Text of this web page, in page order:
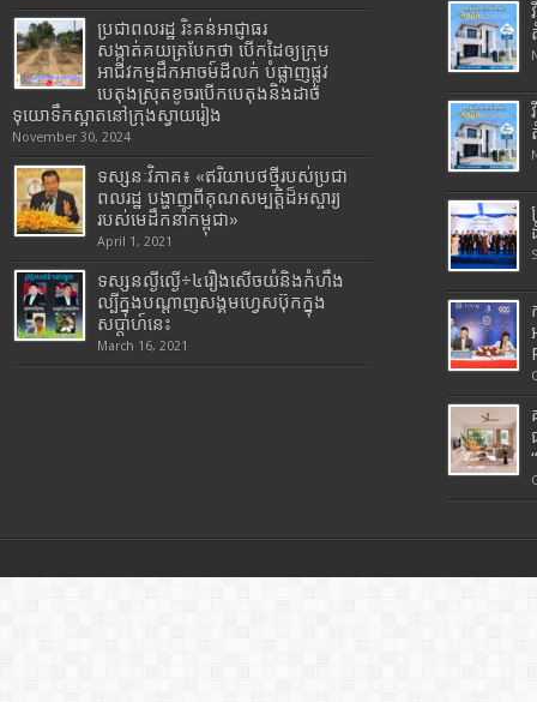
ប្រជាពលរដ្ឋ រិះគន់អាជ្ញាធរ
សង្កាត់គយត្របែកថា បើកដៃឲ្យក្រុម
អាជីវកម្មដឹកអាចម៍ដីលក់ បំផ្លាញផ្លូវ
បេតុងស្រុតខូចរបើកបេតុងនិងដាច់
ទុយោទឹកស្អាតនៅក្រុងស្វាយរៀង
November 30, 2024
ទស្សនៈវិភាគ៖ «ឥរិយាបថថ្មីរបស់ប្រជា
ពលរដ្ឋ បង្ហាញពីគុណសម្បត្តិដ៏អស្ចារ្យ
របស់មេដឹកនាំកម្ពុជា»
April 1, 2021
ទស្សនល្ងីល្ងើ÷៤រឿងសើចយំនិងកំហឹង
ល្បីក្នុងបណ្តាញសង្គមហ្វេសប៊ុកក្នុង
សប្តាហ៍នេះ
March 16, 2021